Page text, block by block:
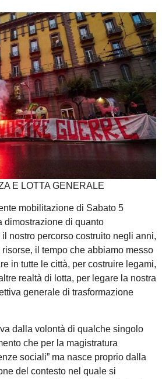
E LOTTA GENERALE
mobilitazione di Sabato 5
dimostrazione di quanto
nostro percorso costruito negli anni,
risorse, il tempo che abbiamo messo
in tutte le città, per costruire legami,
realtà di lotta, per legare la nostra
generale di trasformazione
dalla volontà di qualche singolo
che per la magistratura
sociali” ma nasce proprio dalla
del contesto nel quale si